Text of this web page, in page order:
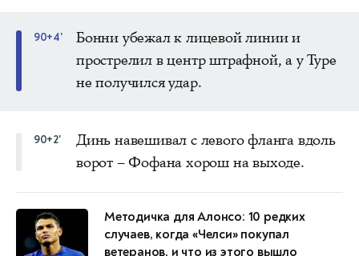
90+4'
Бонни убежал к лицевой линии и
прострелил в центр штрафной, а у Туре
не получился удар.
90+2'
Динь навешивал с левого фланга вдоль
ворот – Фофана хорош на выходе.
Методичка для Алонсо: 10 редких
случаев, когда «Челси» покупал
ветеранов, и что из этого вышло